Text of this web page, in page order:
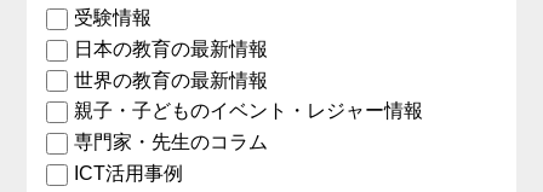
受験情報
日本の教育の最新情報
世界の教育の最新情報
親子・子どものイベント・レジャー情報
専門家・先生のコラム
ICT活用事例